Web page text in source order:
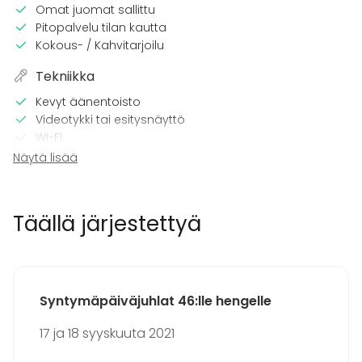
Omat juomat sallittu
Pitopalvelu tilan kautta
Kokous- / Kahvitarjoilu
Tekniikka
Kevyt äänentoisto
Videotykki tai esitysnäyttö
Wi-Fi
CD / DVD -soitin
Terassi
Tanssilattia
Näytä lisää
Täällä järjestettyä
Syntymäpäiväjuhlat 46:lle hengelle
17 ja 18 syyskuuta 2021